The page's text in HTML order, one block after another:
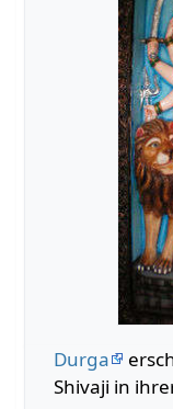
Durga
Shivaji in